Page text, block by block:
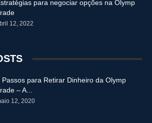
para negociar opções na Olymp
12, 2022
Passos para Retirar Dinheiro da Olymp
– A...
12, 2020